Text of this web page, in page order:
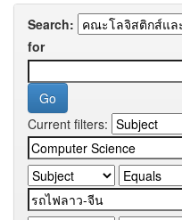
Search:
for
Current filters: